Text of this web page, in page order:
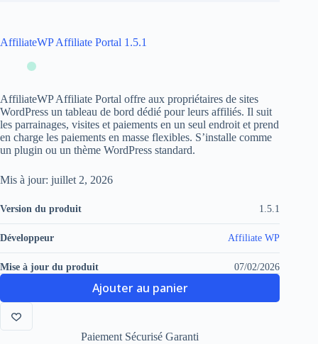
AffiliateWP Affiliate Portal 1.5.1
AffiliateWP Affiliate Portal offre aux propriétaires de sites
WordPress un tableau de bord dédié pour leurs affiliés. Il suit
les parrainages, visites et paiements en un seul endroit et prend
en charge les paiements en masse flexibles. S’installe comme
un plugin ou un thème WordPress standard.
Mis à jour: juillet 2, 2026
Version du produit 1.5.1
Développeur Affiliate WP
Mise à jour du produit 07/02/2026
Ajouter au panier
Paiement Sécurisé Garanti